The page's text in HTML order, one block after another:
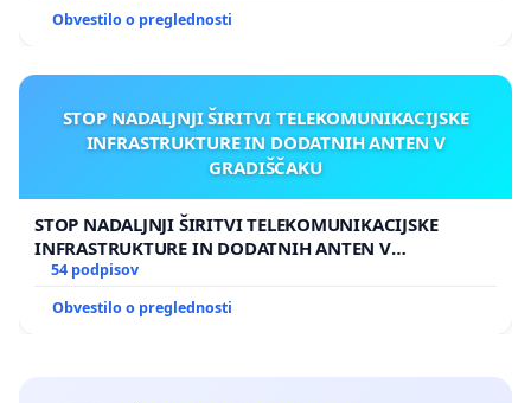
Obvestilo o preglednosti
STOP NADALJNJI ŠIRITVI TELEKOMUNIKACIJSKE
INFRASTRUKTURE IN DODATNIH ANTEN V
GRADIŠČAKU
STOP NADALJNJI ŠIRITVI TELEKOMUNIKACIJSKE
INFRASTRUKTURE IN DODATNIH ANTEN V
GRADIŠČAKU
54 podpisov
Obvestilo o preglednosti